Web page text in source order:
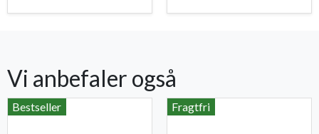
Vi anbefaler også
Bestseller Fragtfri